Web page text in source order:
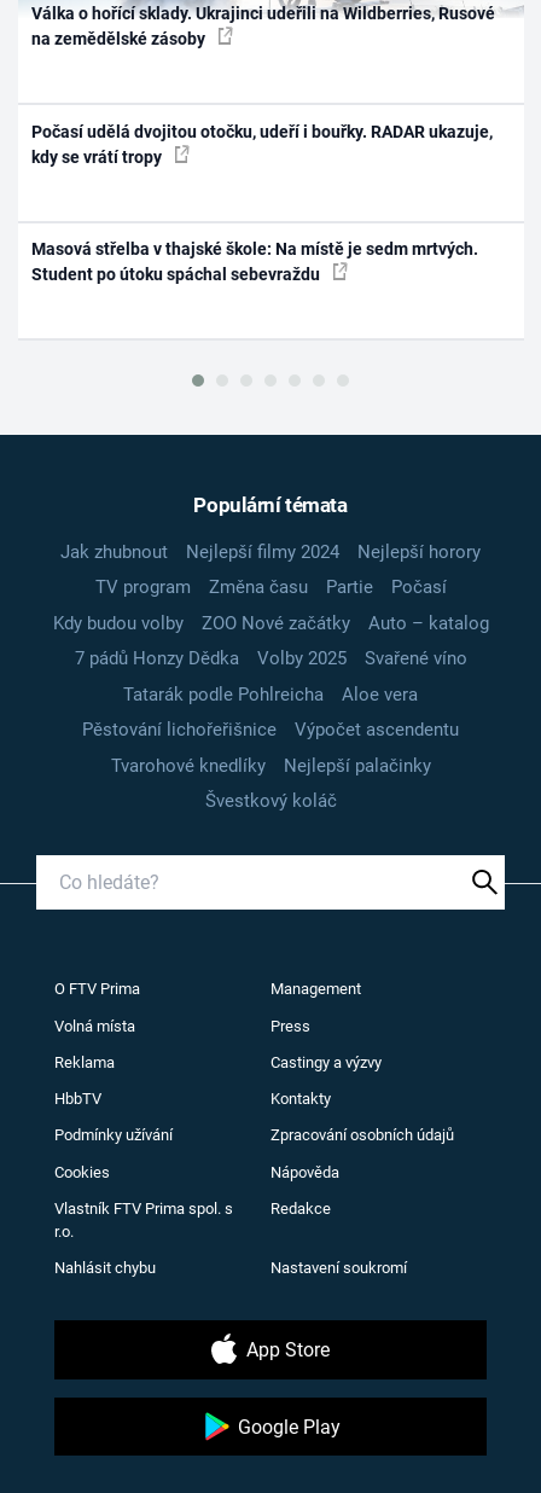
Válka o hořící sklady. Ukrajinci udeřili na Wildberries, Rusové
na zemědělské zásoby
Počasí udělá dvojitou otočku, udeří i bouřky. RADAR ukazuje,
kdy se vrátí tropy
Masová střelba v thajské škole: Na místě je sedm mrtvých.
Student po útoku spáchal sebevraždu
Populární témata
Jak zhubnout Nejlepší filmy 2024
Nejlepší horory
TV program
Změna času Partie
Počasí
Kdy budou volby
ZOO Nové začátky
Auto – katalog
7 pádů Honzy Dědka
Volby 2025
Svařené víno
Tatarák podle Pohlreicha
Aloe vera
Pěstování lichořeřišnice
Výpočet ascendentu
Tvarohové knedlíky
Nejlepší palačinky
Švestkový koláč
O FTV Prima Management
Volná místa Press
Reklama Castingy a výzvy
HbbTV Kontakty
Podmínky užívání Zpracování osobních údajů
Cookies Nápověda
Vlastník FTV Prima spol. s
r.o.
Redakce
Nahlásit chybu Nastavení soukromí
App Store
Google Play